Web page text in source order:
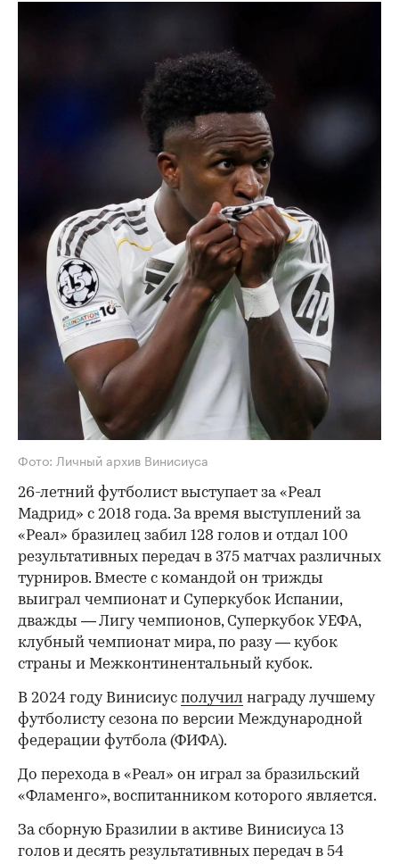
Фото: Личный архив Винисиуса
26-летний футболист выступает за «Реал
Мадрид» с 2018 года. За время выступлений за
«Реал» бразилец забил 128 голов и отдал 100
результативных передач в 375 матчах различных
турниров. Вместе с командой он трижды
выиграл чемпионат и Суперкубок Испании,
дважды — Лигу чемпионов, Суперкубок УЕФА,
клубный чемпионат мира, по разу — кубок
страны и Межконтинентальный кубок.
В 2024 году Винисиус получил награду лучшему
футболисту сезона по версии Международной
федерации футбола (ФИФА).
До перехода в «Реал» он играл за бразильский
«Фламенго», воспитанником которого является.
За сборную Бразилии в активе Винисиуса 13
голов и десять результативных передач в 54